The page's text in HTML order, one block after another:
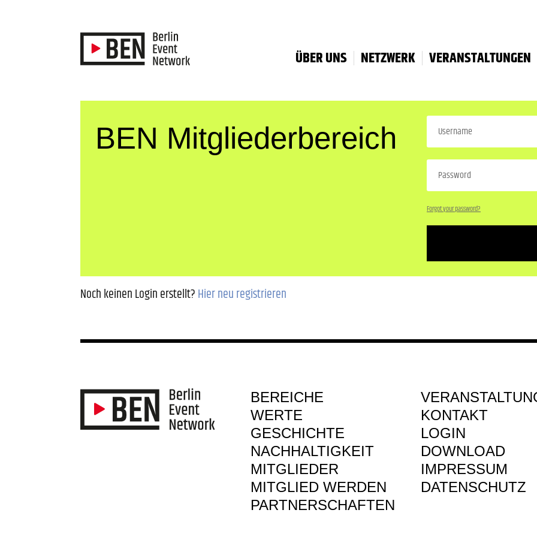
ÜBER UNS NETZWERK VERANSTALTUNGEN
BEN Mitgliederbereich
Forgot your password?
Noch keinen Login erstellt?Hier neu registrieren
BEREICHE
WERTE
GESCHICHTE
NACHHALTIGKEIT
MITGLIEDER
MITGLIED WERDEN
PARTNERSCHAFTEN
KONTAKT
LOGIN
DOWNLOAD
IMPRESSUM
DATENSCHUTZ